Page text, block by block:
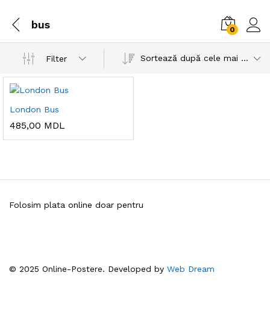
bus 0
Filter Sortează după cele mai recente
London Bus
485,00 MDL
© 2025 Online-Postere. Developed by Web Dream
Folosim plata online doar pentru